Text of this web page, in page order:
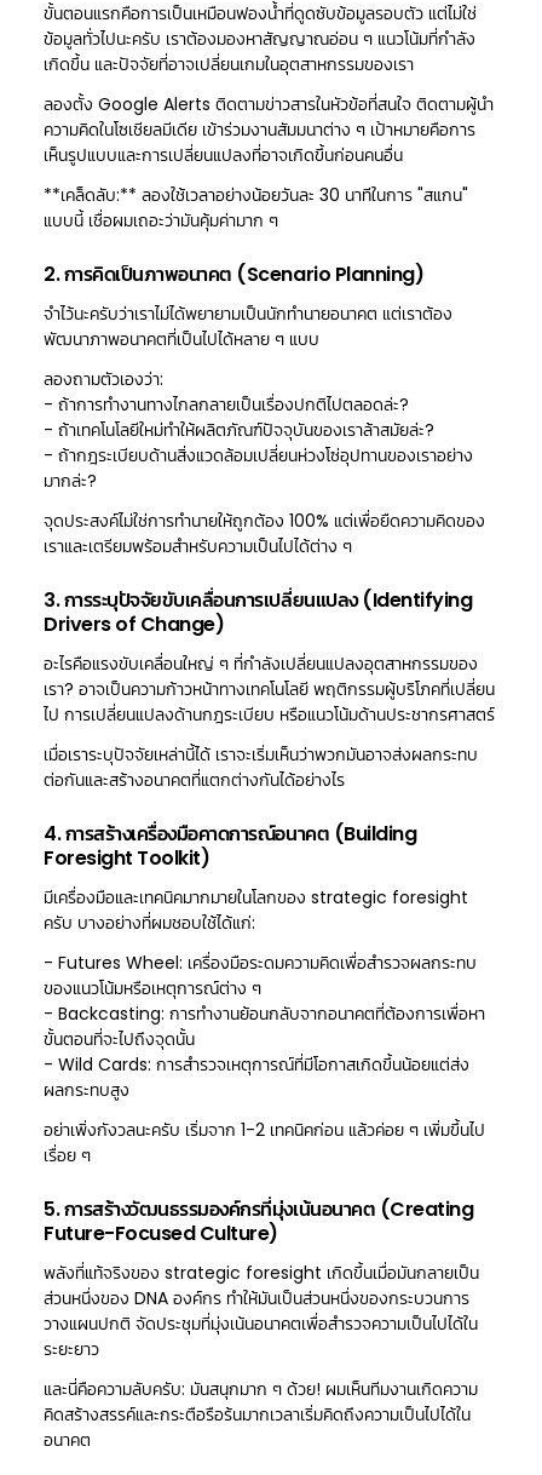
ขั้นตอนแรกคือการเป็นเหมือนฟองน้ำที่ดูดซับข้อมูลรอบตัว แต่ไม่ใช่
ข้อมูลทั่วไปนะครับ เราต้องมองหาสัญญาณอ่อน ๆ แนวโน้มที่กำลัง
เกิดขึ้น และปัจจัยที่อาจเปลี่ยนเกมในอุตสาหกรรมของเรา
ลองตั้ง Google Alerts ติดตามข่าวสารในหัวข้อที่สนใจ ติดตามผู้นำ
ความคิดในโซเชียลมีเดีย เข้าร่วมงานสัมมนาต่าง ๆ เป้าหมายคือการ
เห็นรูปแบบและการเปลี่ยนแปลงที่อาจเกิดขึ้นก่อนคนอื่น
**เคล็ดลับ:** ลองใช้เวลาอย่างน้อยวันละ 30 นาทีในการ "สแกน"
แบบนี้ เชื่อผมเถอะว่ามันคุ้มค่ามาก ๆ
2. การคิดเป็นภาพอนาคต (Scenario Planning)
จำไว้นะครับว่าเราไม่ได้พยายามเป็นนักทำนายอนาคต แต่เราต้อง
พัฒนาภาพอนาคตที่เป็นไปได้หลาย ๆ แบบ
ลองถามตัวเองว่า:
- ถ้าการทำงานทางไกลกลายเป็นเรื่องปกติไปตลอดล่ะ?
- ถ้าเทคโนโลยีใหม่ทำให้ผลิตภัณฑ์ปัจจุบันของเราล้าสมัยล่ะ?
- ถ้ากฎระเบียบด้านสิ่งแวดล้อมเปลี่ยนห่วงโซ่อุปทานของเราอย่าง
มากล่ะ?
จุดประสงค์ไม่ใช่การทำนายให้ถูกต้อง 100% แต่เพื่อยืดความคิดของ
เราและเตรียมพร้อมสำหรับความเป็นไปได้ต่าง ๆ
3. การระบุปัจจัยขับเคลื่อนการเปลี่ยนแปลง (Identifying
Drivers of Change)
อะไรคือแรงขับเคลื่อนใหญ่ ๆ ที่กำลังเปลี่ยนแปลงอุตสาหกรรมของ
เรา? อาจเป็นความก้าวหน้าทางเทคโนโลยี พฤติกรรมผู้บริโภคที่เปลี่ยน
ไป การเปลี่ยนแปลงด้านกฎระเบียบ หรือแนวโน้มด้านประชากรศาสตร์
เมื่อเราระบุปัจจัยเหล่านี้ได้ เราจะเริ่มเห็นว่าพวกมันอาจส่งผลกระทบ
ต่อกันและสร้างอนาคตที่แตกต่างกันได้อย่างไร
4. การสร้างเครื่องมือคาดการณ์อนาคต (Building
Foresight Toolkit)
มีเครื่องมือและเทคนิคมากมายในโลกของ strategic foresight
ครับ บางอย่างที่ผมชอบใช้ได้แก่:
- Futures Wheel: เครื่องมือระดมความคิดเพื่อสำรวจผลกระทบ
ของแนวโน้มหรือเหตุการณ์ต่าง ๆ
- Backcasting: การทำงานย้อนกลับจากอนาคตที่ต้องการเพื่อหา
ขั้นตอนที่จะไปถึงจุดนั้น
- Wild Cards: การสำรวจเหตุการณ์ที่มีโอกาสเกิดขึ้นน้อยแต่ส่ง
ผลกระทบสูง
อย่าเพิ่งกังวลนะครับ เริ่มจาก 1-2 เทคนิคก่อน แล้วค่อย ๆ เพิ่มขึ้นไป
เรื่อย ๆ
5. การสร้างวัฒนธรรมองค์กรที่มุ่งเน้นอนาคต (Creating
Future-Focused Culture)
พลังที่แท้จริงของ strategic foresight เกิดขึ้นเมื่อมันกลายเป็น
ส่วนหนึ่งของ DNA องค์กร ทำให้มันเป็นส่วนหนึ่งของกระบวนการ
วางแผนปกติ จัดประชุมที่มุ่งเน้นอนาคตเพื่อสำรวจความเป็นไปได้ใน
ระยะยาว
และนี่คือความลับครับ: มันสนุกมาก ๆ ด้วย! ผมเห็นทีมงานเกิดความ
คิดสร้างสรรค์และกระตือรือร้นมากเวลาเริ่มคิดถึงความเป็นไปได้ใน
อนาคต